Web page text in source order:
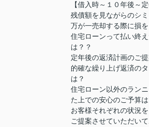
【借入時～１０年後～
残債額を見ながらのシ
万が一売却する際に損
住宅ローンって払い終
は？？
定年後の返済計画のご提
的確な繰り上げ返済の
は？
住宅ローン以外のラン
た上での安心のご予算は
お客様それぞれの状況
ご提案させていただいて